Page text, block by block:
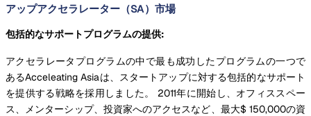
アップアクセラレーター（SA）市場
包括的なサポートプログラムの提供:
アクセラレータプログラムの中で最も成功したプログラムの一つで
あるAcceleating Asiaは、スタートアップに対する包括的なサポート
を提供する戦略を採用しました。 2011年に開始し、オフィススペー
ス、メンターシップ、投資家へのアクセスなど、最大$ 150,000の資